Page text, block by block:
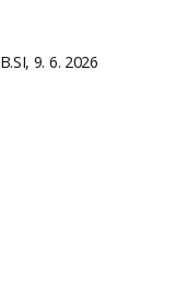
9. 6. 2026